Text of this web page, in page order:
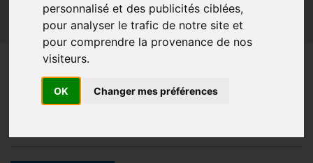
personnalisé et des publicités ciblées,
pour analyser le trafic de notre site et
pour comprendre la provenance de nos
visiteurs.
OK Changer mes préférences
Actualités Qui sommes-nous ?
GHR National
Partenaires
Contact adhésion
Parution du Bistroscope,
l’histoire de France racontée